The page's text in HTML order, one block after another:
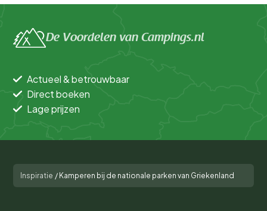
De Voordelen van Campings.nl
Actueel & betrouwbaar
Direct boeken
Lage prijzen
Inspiratie / Kamperen bij de nationale parken van Griekenland